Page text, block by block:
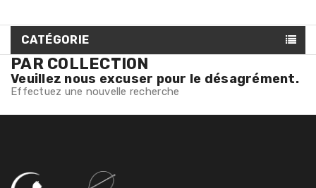
CATÉGORIE
PAR COLLECTION
Veuillez nous excuser pour le désagrément.
Effectuez une nouvelle recherche